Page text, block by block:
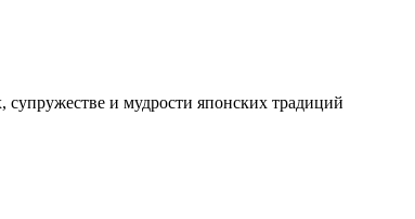
и мудрости японских традиций